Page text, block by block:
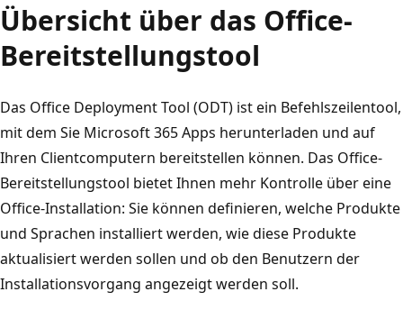
Übersicht über das Office-
Bereitstellungstool
Das Office Deployment Tool (ODT) ist ein Befehlszeilentool,
mit dem Sie Microsoft 365 Apps herunterladen und auf
Ihren Clientcomputern bereitstellen können. Das Office-
Bereitstellungstool bietet Ihnen mehr Kontrolle über eine
Office-Installation: Sie können definieren, welche Produkte
und Sprachen installiert werden, wie diese Produkte
aktualisiert werden sollen und ob den Benutzern der
Installationsvorgang angezeigt werden soll.